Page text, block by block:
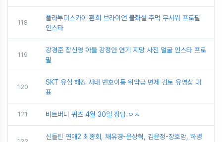
118
플라투더스카이 환희 브라이언 불화설 주먹 무서워 프로필
인스타
119
강경준 장신영 아들 강정안 연기 지망 사진 얼굴 인스타 프로
필
120
SKT 유심 해킹 사태 번호이동 위약금 면제 검토 유영상 대
표
121 비트버니 퀴즈 4월 30일 정답 ㅇㅅ
신들린 연애2 최종회, 채유경-윤상혁, 김윤정-장호암, 하병